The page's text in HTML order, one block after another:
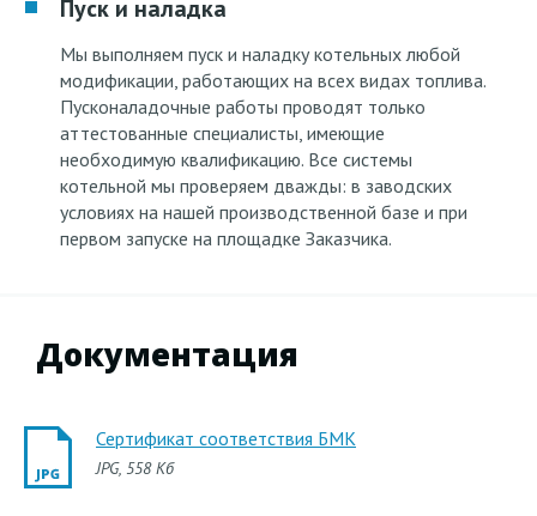
Пуск и наладка
Мы выполняем пуск и наладку котельных любой
модификации, работающих на всех видах топлива.
Пусконаладочные работы проводят только
аттестованные специалисты, имеющие
необходимую квалификацию. Все системы
котельной мы проверяем дважды: в заводских
условиях на нашей производственной базе и при
первом запуске на площадке Заказчика.
Документация
Сертификат соответствия БМК
JPG, 558 Кб